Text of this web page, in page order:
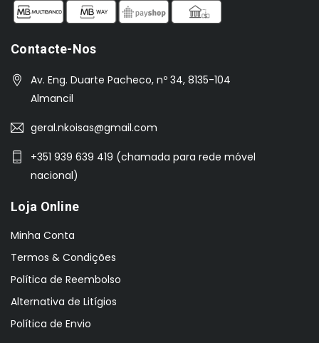
Contacte-Nos
Av. Eng. Duarte Pacheco, nº 34, 8135-104
Almancil
geral.nkoisas@gmail.com
+351 939 639 419 (chamada para rede móvel
nacional)
Loja Online
Minha Conta
Termos & Condições
Política de Reembolso
Alternativa de Litígios
Política de Envio